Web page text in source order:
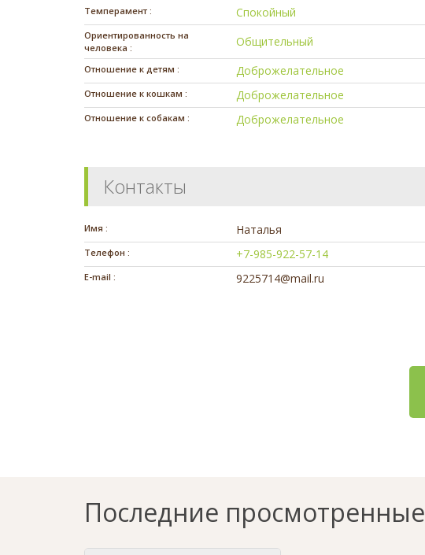
Темперамент : Спокойный
Ориентированность на
человека :
Общительный
Отношение к детям : Доброжелательное
Отношение к кошкам : Доброжелательное
Отношение к собакам : Доброжелательное
Контакты
Имя : Наталья
Телефон : +7-985-922-57-14
E-mail : 9225714@mail.ru
Последние просмотренные